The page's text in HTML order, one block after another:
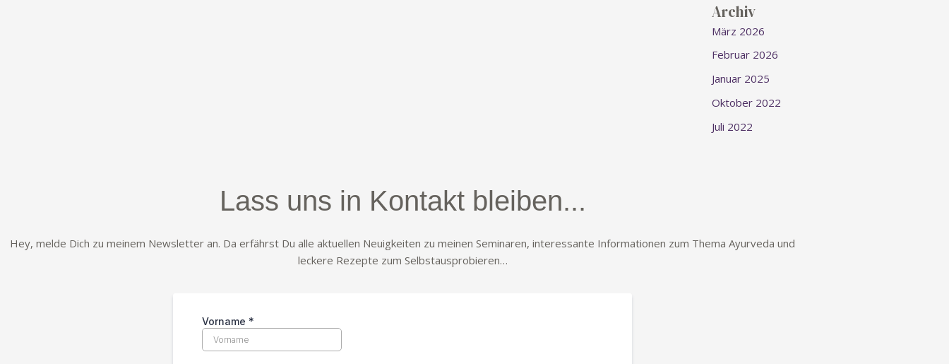
Archiv
März 2026
Februar 2026
Januar 2025
Oktober 2022
Juli 2022
Lass uns in Kontakt bleiben...
Hey, melde Dich zu meinem Newsletter an. Da erfährst Du alle aktuellen Neuigkeiten zu meinen Seminaren, interessante Informationen zum Thema Ayurveda und
leckere Rezepte zum Selbstausprobieren…